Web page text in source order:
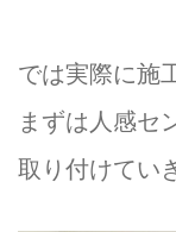
では実際に施
まずは人感セ
取り付けてい